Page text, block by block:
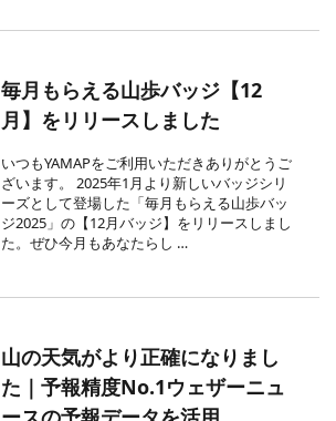
毎月もらえる山歩バッジ【12
月】をリリースしました
いつもYAMAPをご利用いただきありがとうご
ざいます。 2025年1月より新しいバッジシリ
ーズとして登場した「毎月もらえる山歩バッ
ジ2025」の【12月バッジ】をリリースしまし
た。ぜひ今月もあなたらし …
山の天気がより正確になりまし
た｜予報精度No.1ウェザーニュ